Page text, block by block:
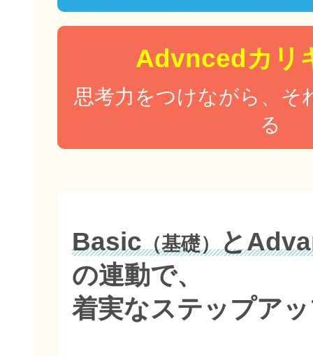
Advncedカリ
思考力をつけながら、そ
る
Basic（基礎）と
の連動で、
着実なステップア